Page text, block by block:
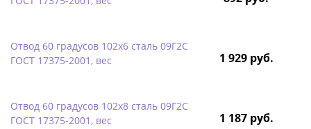
Отвод 60 градусов 102х6 сталь 09Г2С
ГОСТ 17375-2001, вес
1 929 руб.
Отвод 60 градусов 102х8 сталь 09Г2С
ГОСТ 17375-2001, вес
1 187 руб.